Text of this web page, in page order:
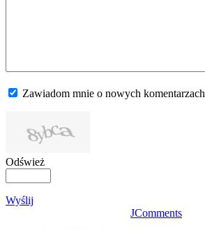
Zawiadom mnie o nowych komentarzach
Odśwież
Wyślij
JComments